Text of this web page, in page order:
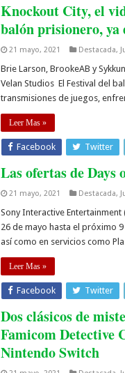
Knockout City, el
balón prisionero, ya
21 mayo, 2021 Destacada,
Brie Larson, BrookeAB y
Velan Studios El Festival del
transmisiones de juegos,
Leer Mas »
Facebook Twitter
Las ofertas de Days
21 mayo, 2021 Destacada,
Sony Interactive Entertainment
26 de mayo hasta el próximo
así como en servicios como
Leer Mas »
Facebook Twitter
Dos clásicos de
Famicom Detective
Nintendo Switch